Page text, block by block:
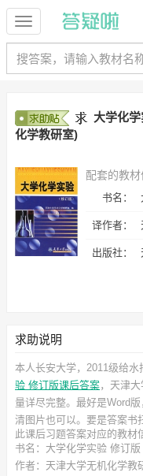
大学化
化学教研室)
配套的教材
书名：
译作者：
出版社：
求助说明
本人长安大学，2011级给
验 修订版课后答案，天津
量详尽完整。最好是Word
清图片也可以。要是答案书
此课后习题答案对应的教材
书名：大学化学实验 修订版
作者：天津大学无机化学教